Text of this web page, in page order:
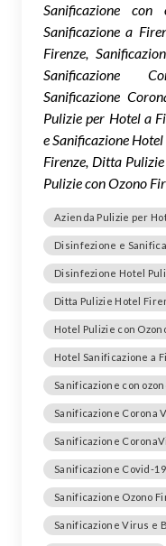
Sanificazione
Sanificazione a
Firenze,
Sanificazione
Sanificazione
Pulizie per Hotel a
e Sanificazione
Firenze, Ditta
Pulizie con Ozono
Azienda Pulizie per
Disinfezione e
Disinfezione Hotel
Ditta Pulizie Hotel
Hotel Pulizie con
Hotel Sanificazione a
Sanificazione con
Sanificazione Corona
Sanificazione
Sanificazione Covid-
Sanificazione Ozono
Sanificazione Virus e